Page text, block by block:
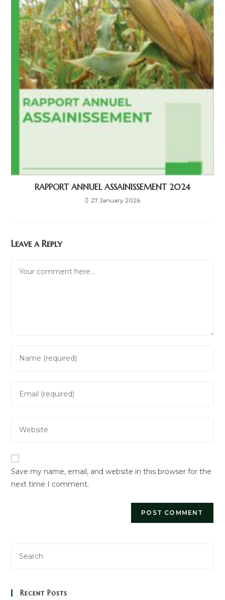
RAPPORT ANNUEL ASSAINISSEMENT 2024
27 January 2026
Leave a Reply
your
comment
your
your
URL
(optional)
Save my name, email, and website in this browser for the
next time I comment.
Recent Posts